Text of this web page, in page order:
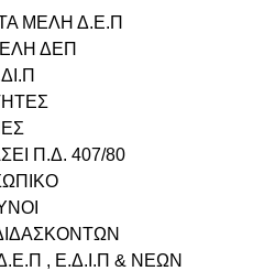
ΜΕΛΗ Δ.Ε.Π
ΔΕΠ
Π.Δ. 407/80
, Ε.Δ.Ι.Π & ΝΕΩΝ